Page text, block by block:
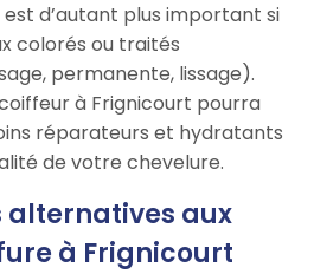
d’autant plus important si
colorés ou traités
permanente, lissage).
à Frignicourt pourra
réparateurs et hydratants
de votre chevelure.
alternatives aux
à Frignicourt